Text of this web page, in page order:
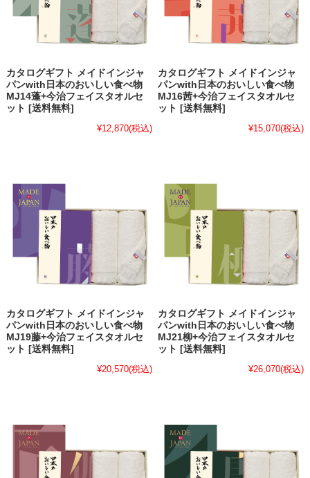
カタログギフト メイドインジャ
パンwith日本のおいしい食べ物
MJ14蓬+今治フェイスタオルセ
ット [送料無料]
¥12,870(税込)
カタログギフト メイドインジャ
パンwith日本のおいしい食べ物
MJ16茜+今治フェイスタオルセ
ット [送料無料]
¥15,070(税込)
カタログギフト メイドインジャ
パンwith日本のおいしい食べ物
MJ19藤+今治フェイスタオルセ
ット [送料無料]
¥20,570(税込)
カタログギフト メイドインジャ
パンwith日本のおいしい食べ物
MJ21柳+今治フェイスタオルセ
ット [送料無料]
¥26,070(税込)